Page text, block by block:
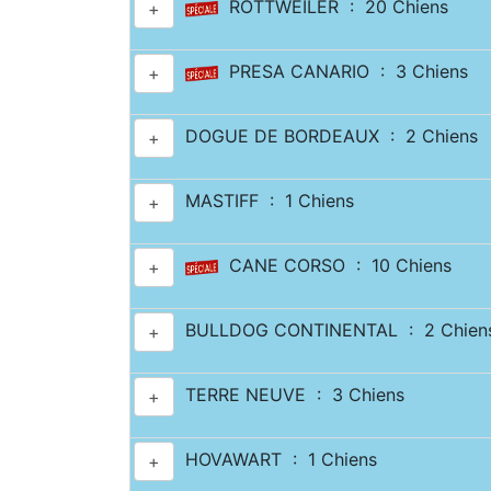
+ ROTTWEILER : 20 Chiens
+ PRESA CANARIO : 3 Chiens
+ DOGUE DE BORDEAUX : 2 Chiens
+ MASTIFF : 1 Chiens
+ CANE CORSO : 10 Chiens
+ BULLDOG CONTINENTAL : 2
+ TERRE NEUVE : 3 Chiens
+ HOVAWART : 1 Chiens